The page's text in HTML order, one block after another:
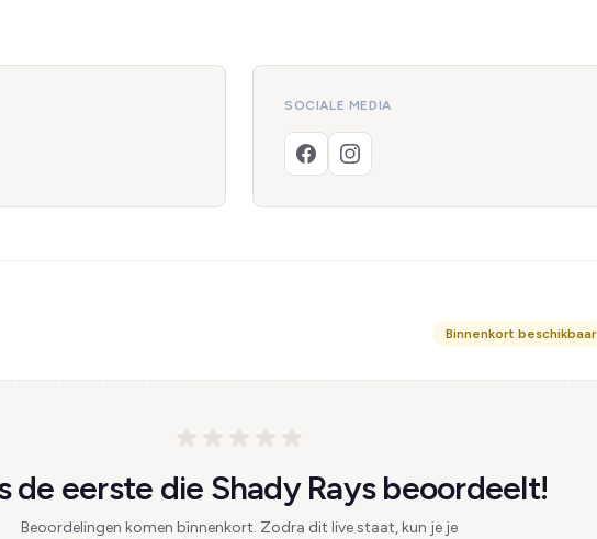
SOCIALE MEDIA
Binnenkort beschikbaar
de eerste die Shady Rays beoordeelt!
Beoordelingen komen binnenkort. Zodra dit live staat, kun je je